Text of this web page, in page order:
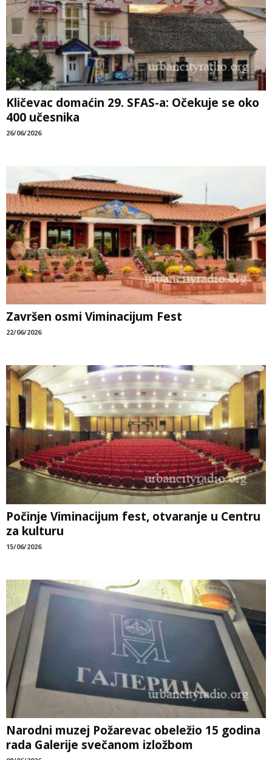
Kličevac domaćin 29. SFAS-a: Očekuje se oko
400 učesnika
26/06/2026
Završen osmi Viminacijum Fest
22/06/2026
Počinje Viminacijum fest, otvaranje u Centru
za kulturu
15/06/2026
Narodni muzej Požarevac obeležio 15 godina
rada Galerije svečanom izložbom